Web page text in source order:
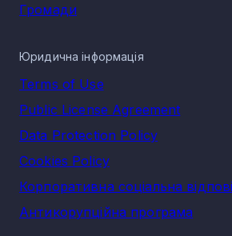
Громади
Юридична інформація
Terms of Use
Public License Agreement
Data Protection Policy
Cookies Policy
Корпоративна соціальна
Антикорупційна програма